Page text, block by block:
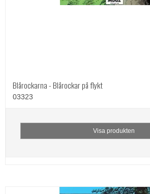
Blårockarna - Blårockar på flykt
03323
Visa produkten